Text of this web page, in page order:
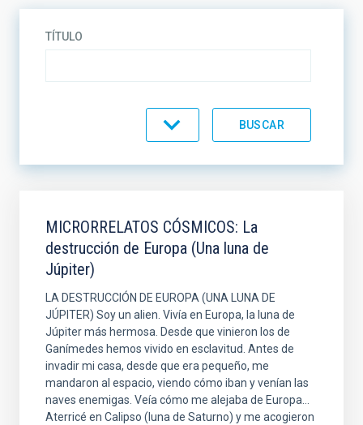
TÍTULO
MICRORRELATOS CÓSMICOS: La
destrucción de Europa (Una luna de
Júpiter)
LA DESTRUCCIÓN DE EUROPA (UNA LUNA DE
JÚPITER) Soy un alien. Vivía en Europa, la luna de
Júpiter más hermosa. Desde que vinieron los de
Ganímedes hemos vivido en esclavitud. Antes de
invadir mi casa, desde que era pequeño, me
mandaron al espacio, viendo cómo iban y venían las
naves enemigas. Veía cómo me alejaba de Europa…
Aterricé en Calipso (luna de Saturno) y me acogieron